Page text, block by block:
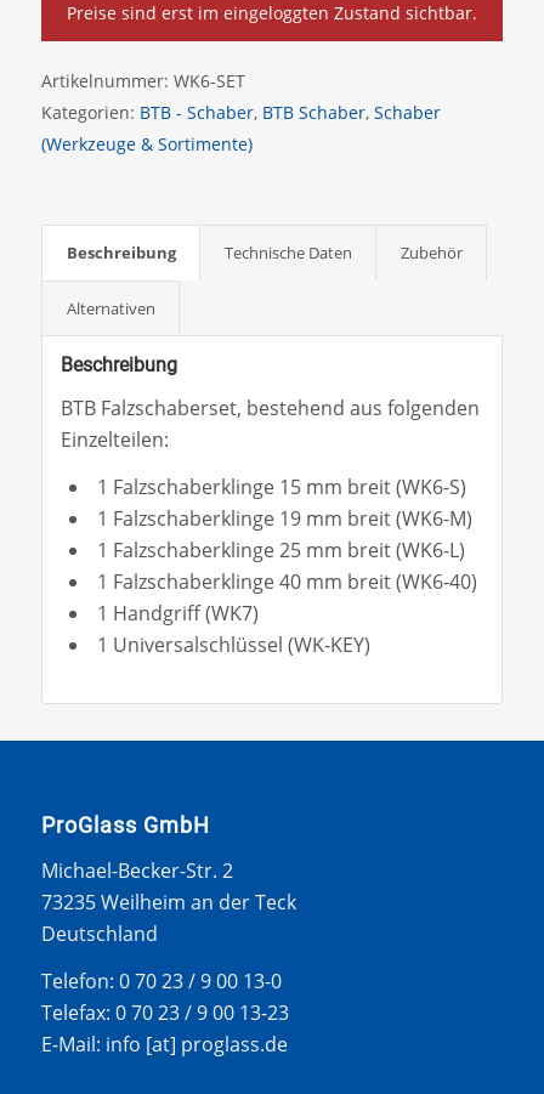
Preise sind erst im eingeloggten Zustand sichtbar.
Artikelnummer: WK6-SET
Kategorien: BTB - Schaber, BTB Schaber, Schaber
(Werkzeuge & Sortimente)
Beschreibung Technische Daten Zubehör
Alternativen
Beschreibung
BTB Falzschaberset, bestehend aus folgenden
Einzelteilen:
1 Falzschaberklinge 15 mm breit (WK6-S)
1 Falzschaberklinge 19 mm breit (WK6-M)
1 Falzschaberklinge 25 mm breit (WK6-L)
1 Falzschaberklinge 40 mm breit (WK6-40)
1 Handgriff (WK7)
1 Universalschlüssel (WK-KEY)
ProGlass GmbH
Michael-Becker-Str. 2
73235 Weilheim an der Teck
Deutschland
Telefon: 0 70 23 / 9 00 13-0
Telefax: 0 70 23 / 9 00 13-23
E-Mail: info [at] proglass.de